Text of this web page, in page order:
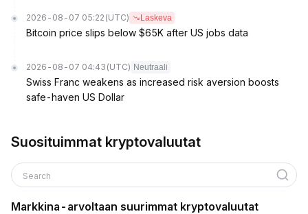
2026-08-07 05:22 (UTC) Laskeva
Bitcoin price slips below $65K after US jobs data
2026-08-07 04:43 (UTC) Neutraali
Swiss Franc weakens as increased risk aversion boosts
safe-haven US Dollar
Suosituimmat kryptovaluutat
Search
Markkina-arvoltaan suurimmat kryptovaluutat